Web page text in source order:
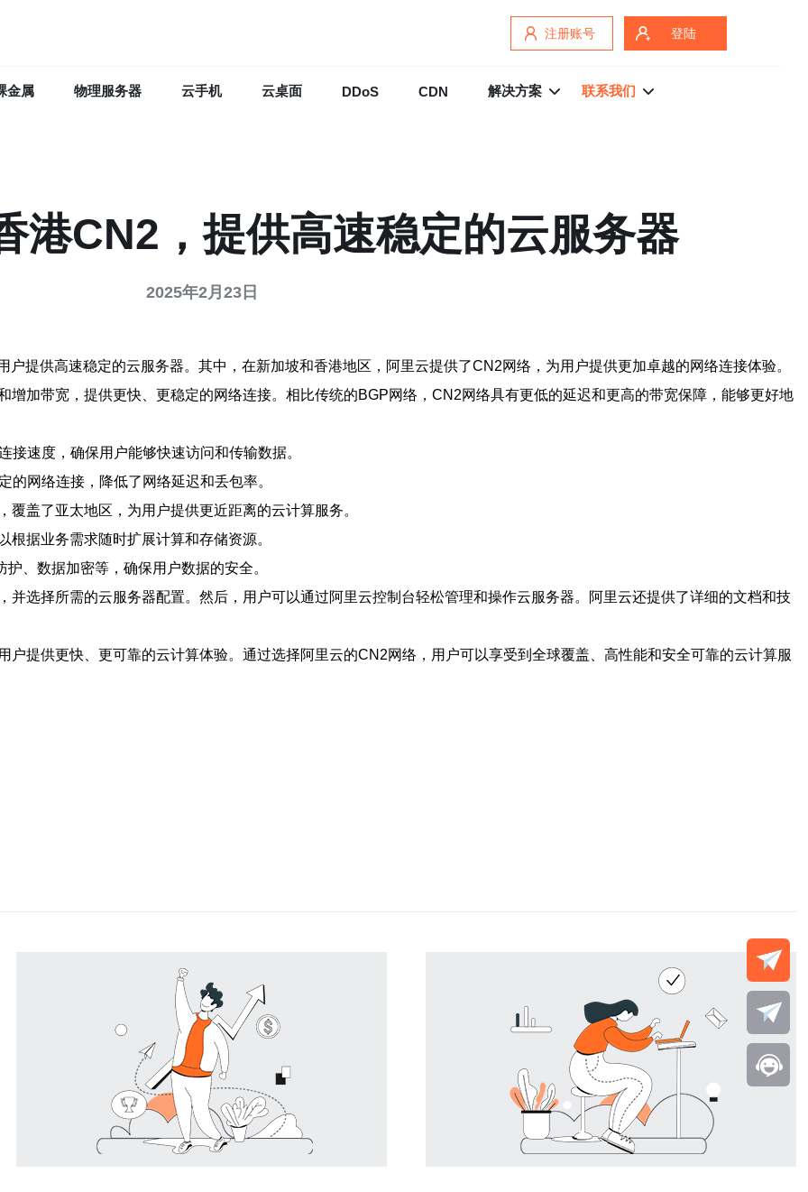
注册账号 登陆
金属 物理服务器 云手机 云桌面 DDoS CDN 解决方案 联系我们
港CN2，提供高速稳定的云服务器
2025年2月23日
提供高速稳定的云服务器。其中，在新加坡和香港地区，阿里云提供了CN2网络，为用户提供更加卓越的网络连接体验。
加带宽，提供更快、更稳定的网络连接。相比传统的BGP网络，CN2网络具有更低的延迟和更高的带宽保障，能够更好地
速度，确保用户能够快速访问和传输数据。
网络连接，降低了网络延迟和丢包率。
盖了亚太地区，为用户提供更近距离的云计算服务。
据业务需求随时扩展计算和存储资源。
、数据加密等，确保用户数据的安全。
选择所需的云服务器配置。然后，用户可以通过阿里云控制台轻松管理和操作云服务器。阿里云还提供了详细的文档和技
提供更快、更可靠的云计算体验。通过选择阿里云的CN2网络，用户可以享受到全球覆盖、高性能和安全可靠的云计算服